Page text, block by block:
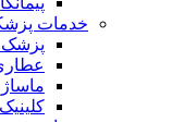
خدمات